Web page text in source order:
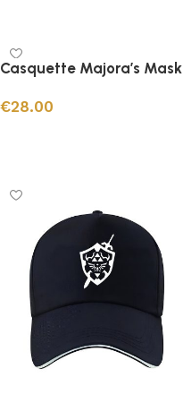
Casquette Majora’s Mask
€28.00